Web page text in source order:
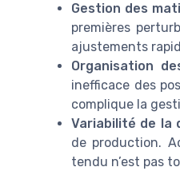
Gestion des
premières
ajustements
Organisation
inefficace des
complique la
Variabilité de la
de production.
tendu n’est pas